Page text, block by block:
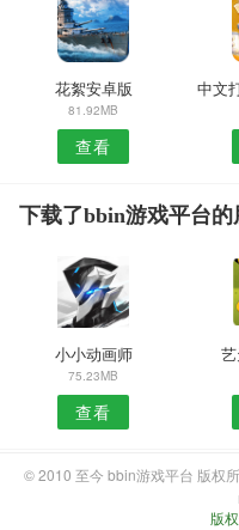
花絮安卓版
81.92MB
查看
中文
下载了bbin游戏平台的
小小动画师
75.23MB
查看
© 2010 至今 bbin游戏平台 版权
版